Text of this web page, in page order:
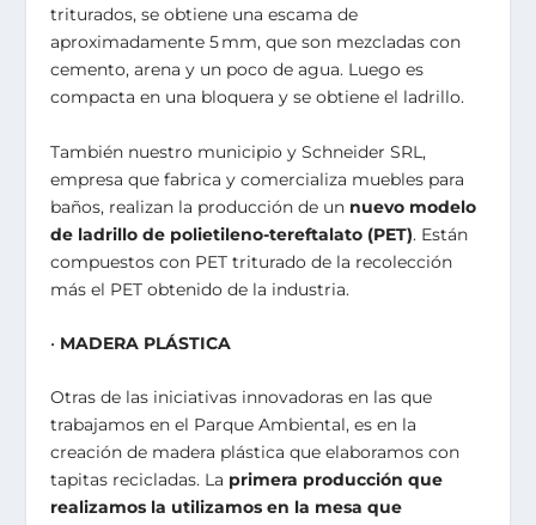
triturados, se obtiene una escama de
aproximadamente 5 mm, que son mezcladas con
cemento, arena y un poco de agua. Luego es
compacta en una bloquera y se obtiene el ladrillo.
También nuestro municipio y Schneider SRL,
empresa que fabrica y comercializa muebles para
baños, realizan la producción de un nuevo modelo
de ladrillo de polietileno-tereftalato (PET). Están
compuestos con PET triturado de la recolección
más el PET obtenido de la industria.
• MADERA PLÁSTICA
Otras de las iniciativas innovadoras en las que
trabajamos en el Parque Ambiental, es en la
creación de madera plástica que elaboramos con
tapitas recicladas. La primera producción que
realizamos la utilizamos en la mesa que